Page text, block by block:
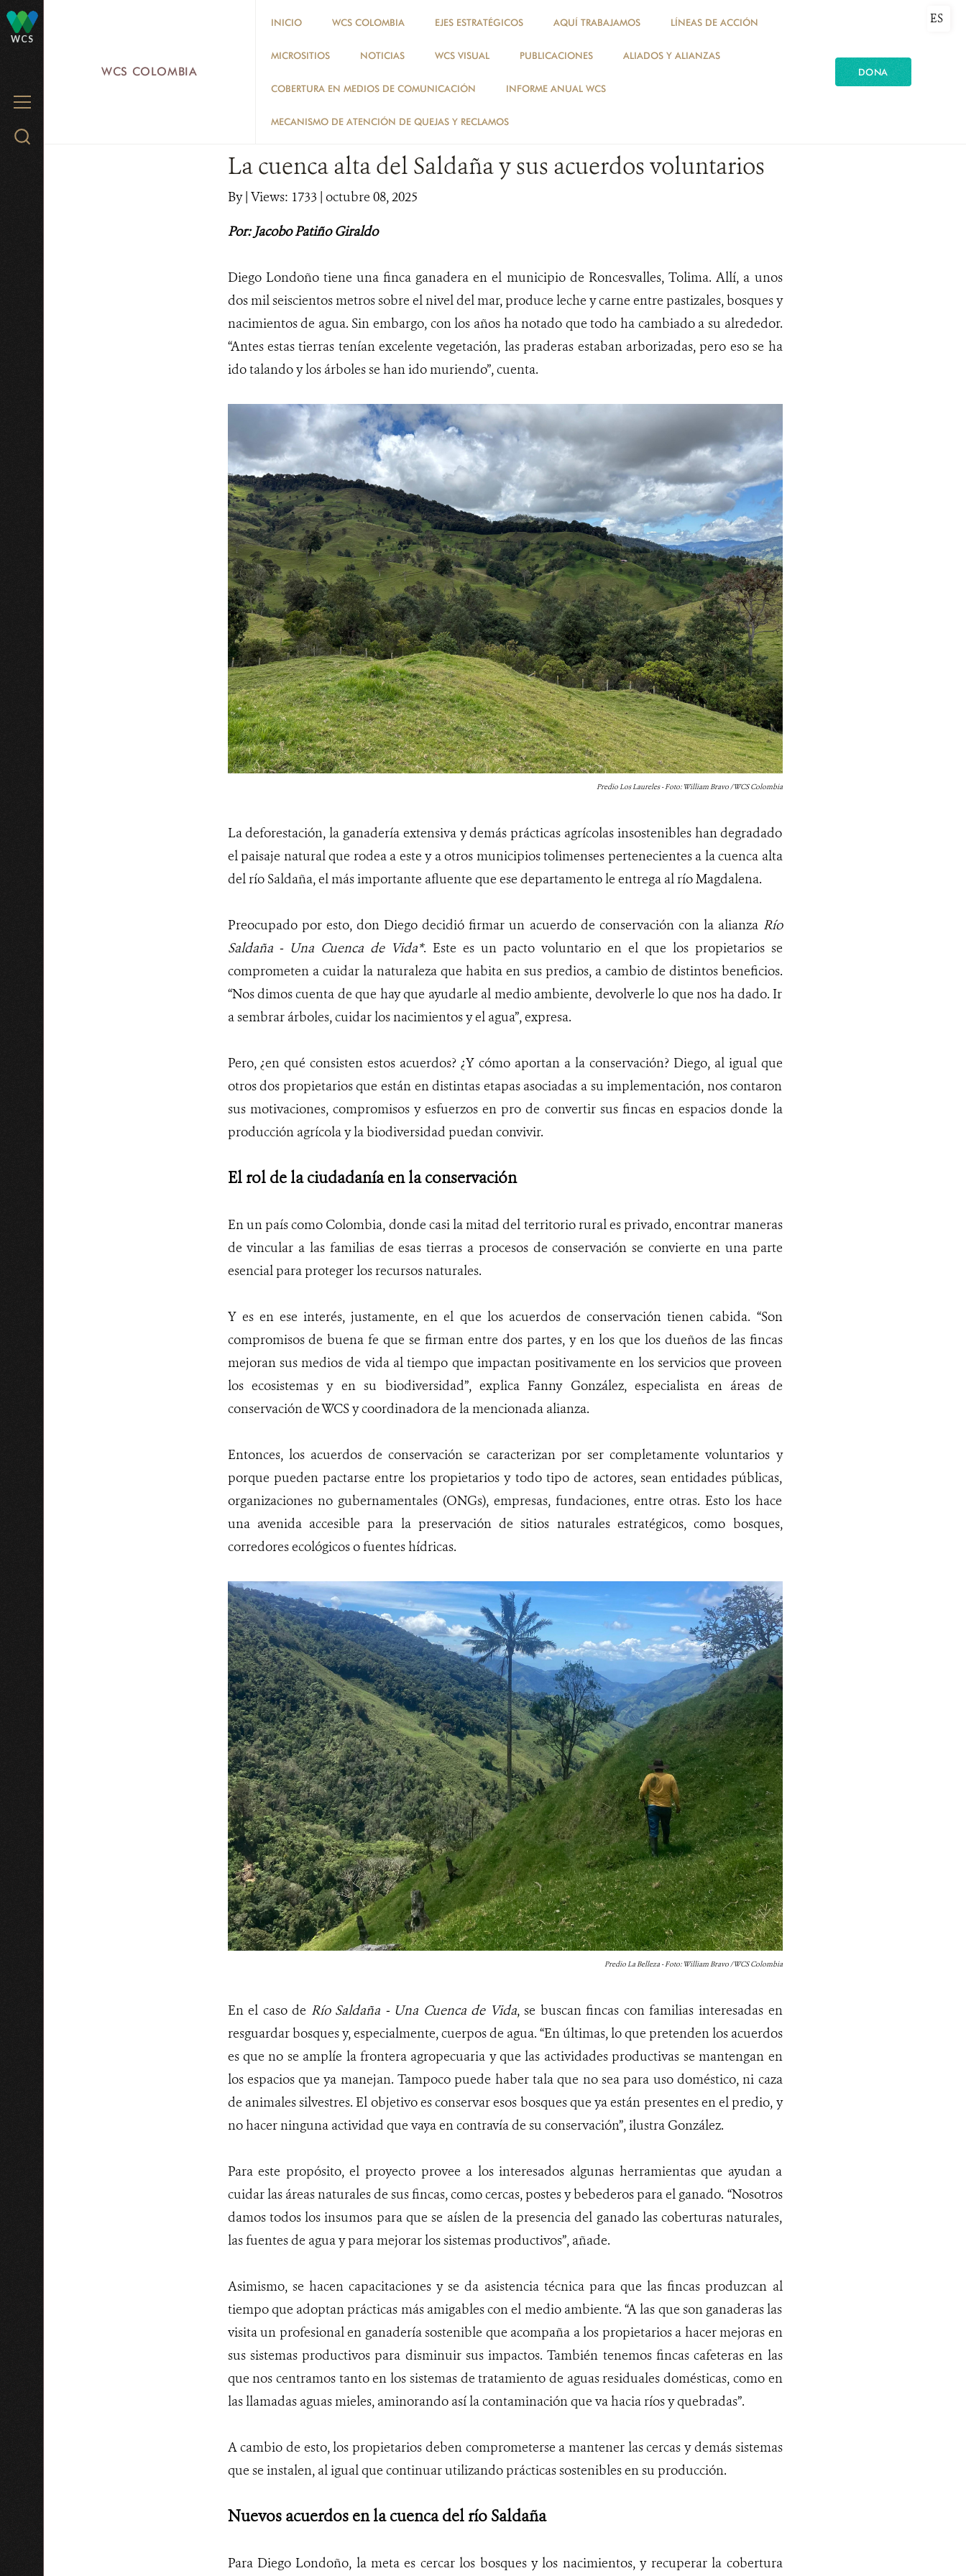
WCS
MENU
Search
WCS COLOMBIA
INICIO WCS COLOMBIA EJES ESTRATÉGICOS AQUÍ TRABAJAMOS LÍNEAS DE ACCIÓN
MICROSITIOS NOTICIAS WCS VISUAL PUBLICACIONES ALIADOS Y ALIANZAS
COBERTURA EN MEDIOS DE COMUNICACIÓN INFORME ANUAL WCS
MECANISMO DE ATENCIÓN DE QUEJAS Y RECLAMOS
DONA
ES
NOTICIAS
La cuenca alta del Saldaña y sus acuerdos voluntarios
By| Views: 1733 | octubre 08, 2025
Por: Jacobo Patiño Giraldo
Diego Londoño tiene una finca ganadera en el municipio de Roncesvalles, Tolima. Allí, a unos
dos mil seiscientos metros sobre el nivel del mar, produce leche y carne entre pastizales, bosques y
nacimientos de agua. Sin embargo, con los años ha notado que todo ha cambiado a su alrededor.
“Antes estas tierras tenían excelente vegetación, las praderas estaban arborizadas, pero eso se ha
ido talando y los árboles se han ido muriendo”, cuenta.
Predio Los Laureles - Foto: William Bravo / WCS Colombia
La deforestación, la ganadería extensiva y demás prácticas agrícolas insostenibles han degradado
el paisaje natural que rodea a este y a otros municipios tolimenses pertenecientes a la cuenca alta
del río Saldaña, el más importante afluente que ese departamento le entrega al río Magdalena.
Preocupado por esto, don Diego decidió firmar un acuerdo de conservación con la alianza Río
Saldaña - Una Cuenca de Vida*. Este es un pacto voluntario en el que los propietarios se
comprometen a cuidar la naturaleza que habita en sus predios, a cambio de distintos beneficios.
“Nos dimos cuenta de que hay que ayudarle al medio ambiente, devolverle lo que nos ha dado. Ir
a sembrar árboles, cuidar los nacimientos y el agua”, expresa.
Pero, ¿en qué consisten estos acuerdos? ¿Y cómo aportan a la conservación? Diego, al igual que
otros dos propietarios que están en distintas etapas asociadas a su implementación, nos contaron
sus motivaciones, compromisos y esfuerzos en pro de convertir sus fincas en espacios donde la
producción agrícola y la biodiversidad puedan convivir.
El rol de la ciudadanía en la conservación
En un país como Colombia, donde casi la mitad del territorio rural es privado, encontrar maneras
de vincular a las familias de esas tierras a procesos de conservación se convierte en una parte
esencial para proteger los recursos naturales.
Y es en ese interés, justamente, en el que los acuerdos de conservación tienen cabida. “Son
compromisos de buena fe que se firman entre dos partes, y en los que los dueños de las fincas
mejoran sus medios de vida al tiempo que impactan positivamente en los servicios que proveen
los ecosistemas y en su biodiversidad”, explica Fanny González, especialista en áreas de
conservación de WCS y coordinadora de la mencionada alianza.
Entonces, los acuerdos de conservación se caracterizan por ser completamente voluntarios y
porque pueden pactarse entre los propietarios y todo tipo de actores, sean entidades públicas,
organizaciones no gubernamentales (ONGs), empresas, fundaciones, entre otras. Esto los hace
una avenida accesible para la preservación de sitios naturales estratégicos, como bosques,
corredores ecológicos o fuentes hídricas.
Predio La Belleza - Foto: William Bravo / WCS Colombia
En el caso de Río Saldaña - Una Cuenca de Vida, se buscan fincas con familias interesadas en
resguardar bosques y, especialmente, cuerpos de agua. “En últimas, lo que pretenden los acuerdos
es que no se amplíe la frontera agropecuaria y que las actividades productivas se mantengan en
los espacios que ya manejan. Tampoco puede haber tala que no sea para uso doméstico, ni caza
de animales silvestres. El objetivo es conservar esos bosques que ya están presentes en el predio, y
no hacer ninguna actividad que vaya en contravía de su conservación”, ilustra González.
Para este propósito, el proyecto provee a los interesados algunas herramientas que ayudan a
cuidar las áreas naturales de sus fincas, como cercas, postes y bebederos para el ganado. “Nosotros
damos todos los insumos para que se aíslen de la presencia del ganado las coberturas naturales,
las fuentes de agua y para mejorar los sistemas productivos”, añade.
Asimismo, se hacen capacitaciones y se da asistencia técnica para que las fincas produzcan al
tiempo que adoptan prácticas más amigables con el medio ambiente. “A las que son ganaderas las
visita un profesional en ganadería sostenible que acompaña a los propietarios a hacer mejoras en
sus sistemas productivos para disminuir sus impactos. También tenemos fincas cafeteras en las
que nos centramos tanto en los sistemas de tratamiento de aguas residuales domésticas, como en
las llamadas aguas mieles, aminorando así la contaminación que va hacia ríos y quebradas”.
A cambio de esto, los propietarios deben comprometerse a mantener las cercas y demás sistemas
que se instalen, al igual que continuar utilizando prácticas sostenibles en su producción.
Nuevos acuerdos en la cuenca del río Saldaña
Para Diego Londoño, la meta es cercar los bosques y los nacimientos, y recuperar la cobertura